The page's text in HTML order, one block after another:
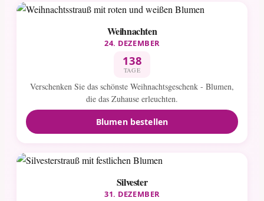
Weihnachten
24. DEZEMBER
138
TAGE
Verschenken Sie das schönste Weihnachtsgeschenk - Blumen,
die das Zuhause erleuchten.
Blumen bestellen
Silvester
31. DEZEMBER